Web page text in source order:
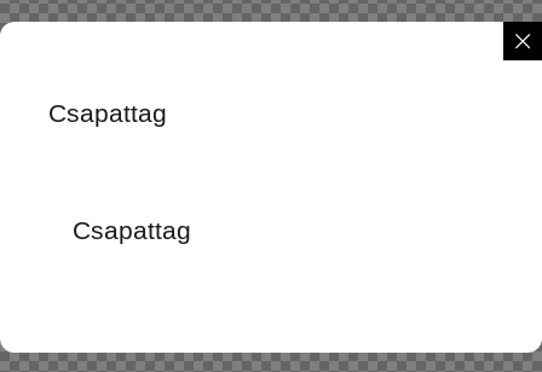
Csapattag
Csapattag